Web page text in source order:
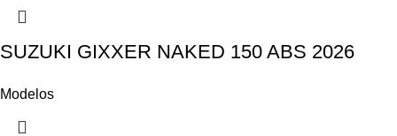
SUZUKI GIXXER NAKED 150 ABS 2026
Modelos